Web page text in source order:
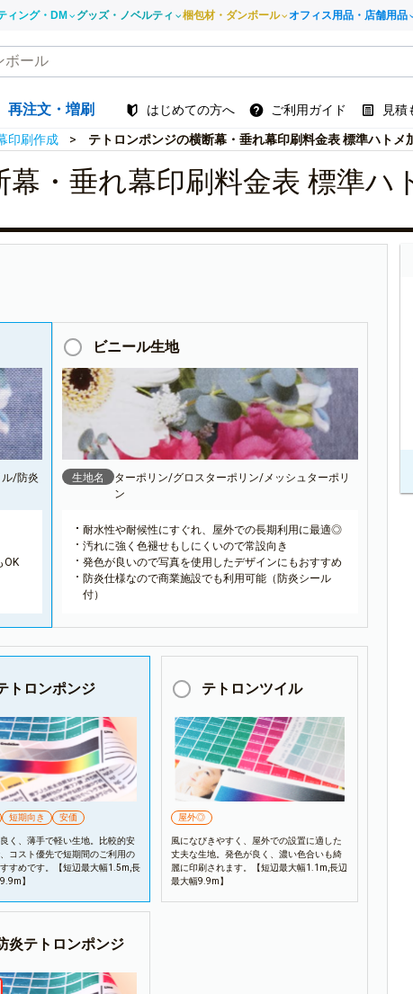
ィング・DM グッズ・ノベルティ 梱包材・ダンボール オフィス用品・店舗用品
再注文・増刷 はじめての方へ ご利用ガイド 見積
印刷作成 テトロンポンジの横断幕・垂れ幕印刷料金表 標準ハトメ
・垂れ幕印刷料金表 標準ハ
/防炎
OK
ビニール生地
生地名
ターポリン/グロスターポリン/メッシュターポリ
ン
耐水性や耐候性にすぐれ、屋外での長期利用に最適◎
汚れに強く色褪せもしにくいので常設向き
発色が良いので写真を使用したデザインにもおすすめ
防炎仕様なので商業施設でも利用可能（防炎シール
付）
トロンポンジ
短期向き 安価
く、薄手で軽い生地。比較的安
コスト優先で短期間のご利用の
すめです。【短辺最大幅1.5m,長
】
テトロンツイル
屋外◎
風になびきやすく、屋外での設置に適した
丈夫な生地。発色が良く、濃い色合いも綺
麗に印刷されます。【短辺最大幅1.1m,長辺
最大幅9.9m】
炎テトロンポンジ